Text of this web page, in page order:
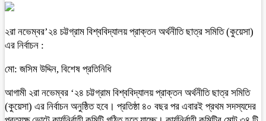
২রা নভেম্বর’২৪ চট্টগ্রাম বিশ্ববিদ্যালয় প্রাক্তন অর্থনীতি ছাত্র সমিতি (কুয়েসা)
এর নির্বাচন :
মো: জসিম উদ্দিন, বিশেষ প্রতিনিধি
আগামী ২রা নভেম্বর ‘২৪ চট্টগ্রাম বিশ্ববিদ্যালয় প্রাক্তন অর্থনীতি ছাত্র সমিতি
(কুয়েসা) এর নির্বাচন অনুষ্ঠিত হবে। প্রতিষ্ঠা ৪০ বছর পর এবারই প্রথম সদস্যদের